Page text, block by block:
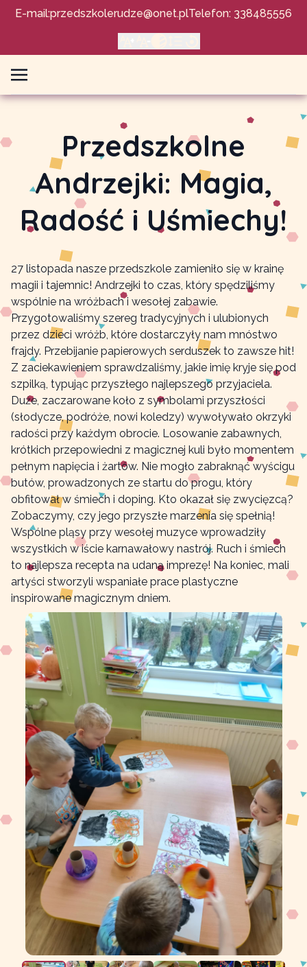
E-mail:przedszkolerudze@onet.plTelefon: 338485556
Przedszkolne
Andrzejki: Magia,
Radość i Uśmiechy!
27 listopada nasze przedszkole zamieniło się w krainę
magii i tajemnic! Andrzejki to czas, który spędziliśmy
wspólnie na wróżbach i wesołej zabawie.
Przygotowaliśmy szereg tradycyjnych i ulubionych
przez dzieci wróżb, które dostarczyły nam mnóstwo
frajdy. Przebijanie papierowych serduszek to zawsze hit!
Z zaciekawieniem sprawdzaliśmy, jakie imię kryje się pod
szpilką, typując przyszłego najlepszego przyjaciela.
Duże, zaczarowane koło z symbolami przyszłości
(słodycze, podróże, nowi koledzy) wywoływało okrzyki
radości przy każdym obrocie. Losowanie zabawnych,
krótkich przepowiedni z magicznej kuli było momentem
pełnym napięcia i żartów. Nie mogło zabraknąć wyścigu
butów, prowadzonych ze startu do progu, który
obfitował w śmiech i doping. Kto okazał się zwycięzcą?
Zobaczymy, czy jego przyszłe marzenia się spełnią!
Wspólne pląsy przy wesołej muzyce wprowadziły
wszystkich w iście karnawałowy nastrój. Ruch i śmiech
to najlepsza recepta na udaną imprezę! Na koniec, mali
artyści stworzyli wspaniałe prace plastyczne
inspirowane magicznym dniem.